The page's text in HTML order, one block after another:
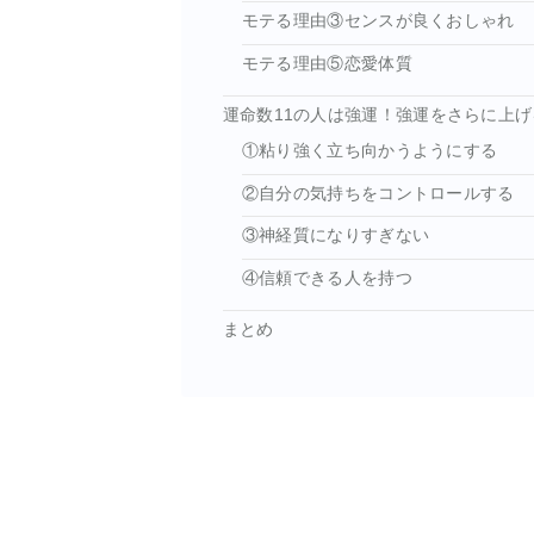
モテる理由③センスが良くおしゃれ
モテる理由⑤恋愛体質
運命数11の人は強運！強運をさらに上
①粘り強く立ち向かうようにする
②自分の気持ちをコントロールする
③神経質になりすぎない
④信頼できる人を持つ
まとめ